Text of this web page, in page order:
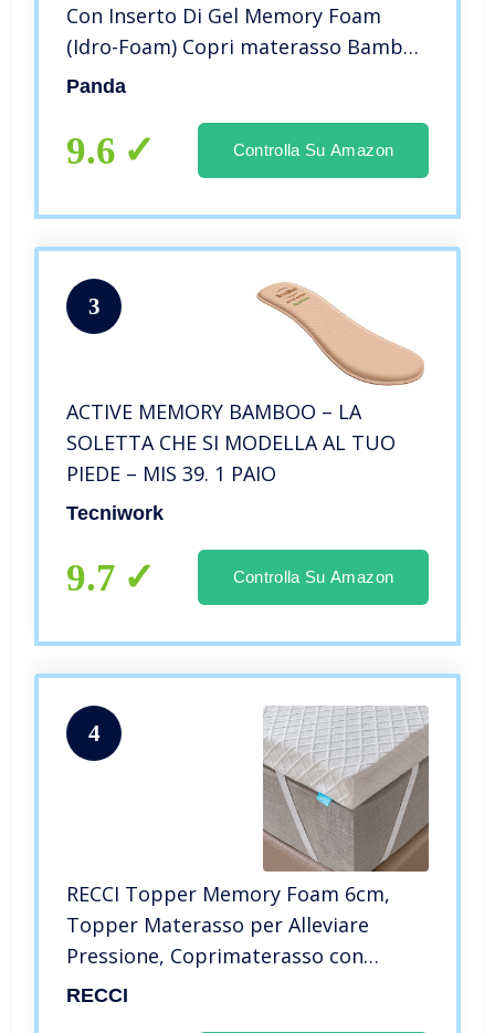
Con Inserto Di Gel Memory Foam
(Idro-Foam) Copri materasso Bamboo
| UK Super King: 200 x 180 x 5 cm
Panda
9.6 Controlla Su Amazon
3
ACTIVE MEMORY BAMBOO – LA
SOLETTA CHE SI MODELLA AL TUO
PIEDE – MIS 39. 1 PAIO
Tecniwork
9.7 Controlla Su Amazon
4
RECCI Topper Memory Foam 6cm,
Topper Materasso per Alleviare
Pressione, Coprimaterasso con
Rivestimento Ipoallergenico in
RECCI